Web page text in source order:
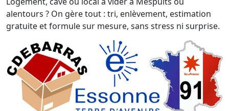
alentours ? On gère tout : tri, enlèvement, estimation
gratuite et formule sur mesure, sans stress ni surprise.